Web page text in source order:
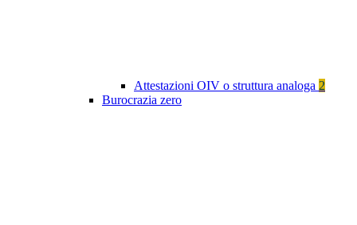
Attestazioni OIV o struttura analoga 2
Burocrazia zero